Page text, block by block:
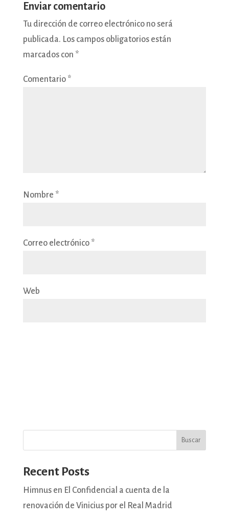
Enviar comentario
Tu dirección de correo electrónico no será
publicada. Los campos obligatorios están
marcados con *
Comentario *
Nombre *
Correo electrónico *
Web
Buscar
Recent Posts
Himnus en El Confidencial a cuenta de la
renovación de Vinicius por el Real Madrid